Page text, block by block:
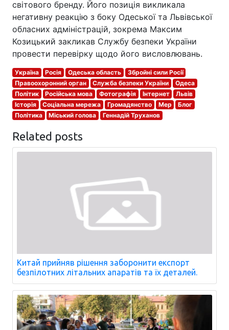
світового бренду. Його позиція викликала
негативну реакцію з боку Одеської та Львівської
обласних адміністрацій, зокрема Максим
Козицький закликав Службу безпеки України
провести перевірку щодо його висловлювань.
Україна Росія Одеська область
Збройні сили Росії
Правоохоронний орган
Служба безпеки України
Одеса
Політик
Російська мова Фотографія Інтернет
Львів
Історія
Соціальна мережа Громадянство Мер
Блог
Політика
Міський голова Геннадій Труханов
Related posts
Китай прийняв рішення заборонити експорт
безпілотних літальних апаратів та їх деталей.